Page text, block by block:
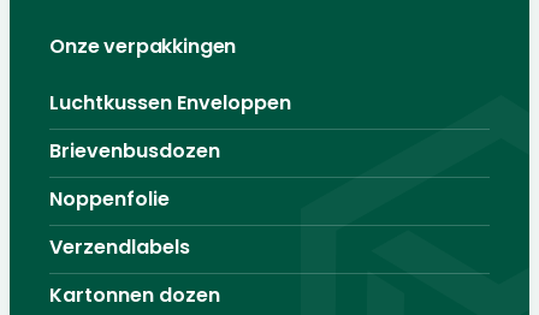
Onze verpakkingen
Luchtkussen Enveloppen
Brievenbusdozen
Noppenfolie
Verzendlabels
Kartonnen dozen